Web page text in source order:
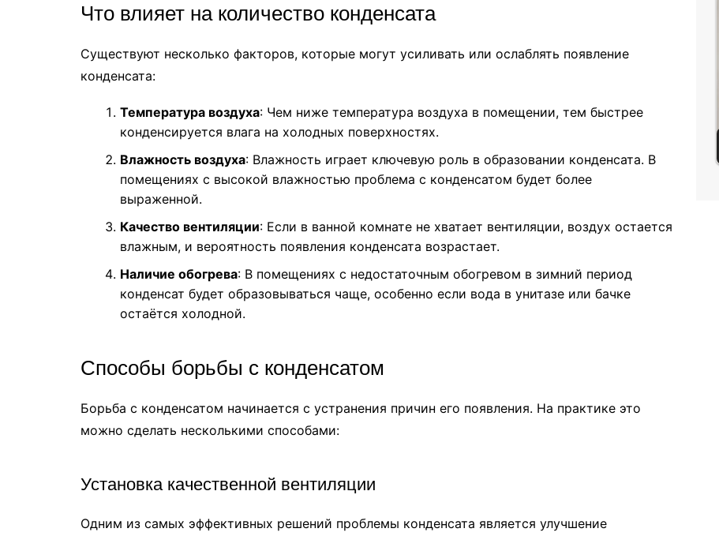
Что влияет на количество конденсата
Существуют несколько факторов, которые могут усиливать или ослаблять появление
конденсата:
Температура воздуха: Чем ниже температура воздуха в помещении, тем быстрее
конденсируется влага на холодных поверхностях.
Влажность воздуха: Влажность играет ключевую роль в образовании конденсата. В
помещениях с высокой влажностью проблема с конденсатом будет более
выраженной.
Качество вентиляции: Если в ванной комнате не хватает вентиляции, воздух остается
влажным, и вероятность появления конденсата возрастает.
Наличие обогрева: В помещениях с недостаточным обогревом в зимний период
конденсат будет образовываться чаще, особенно если вода в унитазе или бачке
остаётся холодной.
Способы борьбы с конденсатом
Борьба с конденсатом начинается с устранения причин его появления. На практике это
можно сделать несколькими способами:
Установка качественной вентиляции
Одним из самых эффективных решений проблемы конденсата является улучшение